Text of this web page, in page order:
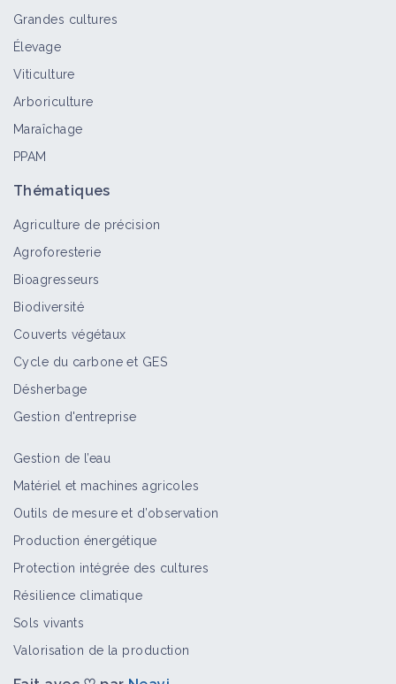
Grandes cultures
Élevage
Viticulture
Arboriculture
Maraîchage
PPAM
Thématiques
Agriculture de précision
Agroforesterie
Bioagresseurs
Biodiversité
Couverts végétaux
Cycle du carbone et GES
Désherbage
Gestion d'entreprise
Gestion de l’eau
Matériel et machines agricoles
Outils de mesure et d’observation
Production énergétique
Protection intégrée des cultures
Résilience climatique
Sols vivants
Valorisation de la production